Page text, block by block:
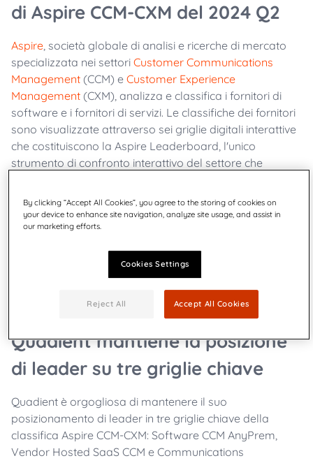
di Aspire CCM-CXM del 2024 Q2
Aspire, società globale di analisi e ricerche di mercato
specializzata nei settori Customer Communications
Management (CCM) e Customer Experience
Management (CXM), analizza e classifica i fornitori di
software e i fornitori di servizi. Le classifiche dei fornitori
sono visualizzate attraverso sei griglie digitali interattive
che costituiscono la Aspire Leaderboard, l'unico
strumento di confronto interattivo del settore che
importanti per la propria azienda.
Aggiornata trimestralmente
secondo trimestre 2024 è
mantenimento della nostra posizione
di Journey Management e di
orchestrazione Omnichannel al topdella classifica
Quadient mantiene la posizione
di leader su tre griglie chiave
Quadient è orgogliosa di mantenere il suo
posizionamento di leader in tre griglie chiave della
classifica Aspire CCM-CXM: Software CCM AnyPrem,
Vendor Hosted SaaS CCM e Communications
By clicking “Accept All Cookies”, you agree to the storing of cookies on
your device to enhance site navigation, analyze site usage, and assist in
our marketing efforts.
Cookies Settings
Reject All Accept All Cookies